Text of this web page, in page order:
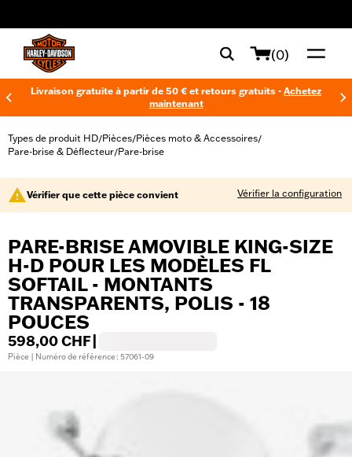
(0)
Livraison gratuite à partir de 50 € et retours gratuits - Achetez
maintenant
Types de produit HD/Pièces/Pièces moto & Accessoires/
Pare-brise & Déflecteur/Pare-brise
Vérifier que cette pièce convient Vérifier la configuration
PARE-BRISE AMOVIBLE KING-SIZE
H-D POUR LES MODÈLES FL
SOFTAIL - MONTANTS
TRANSPARENTS, POLIS - 18
POUCES
598,00 CHF
Pièce | Numéro de référence : 57061-09